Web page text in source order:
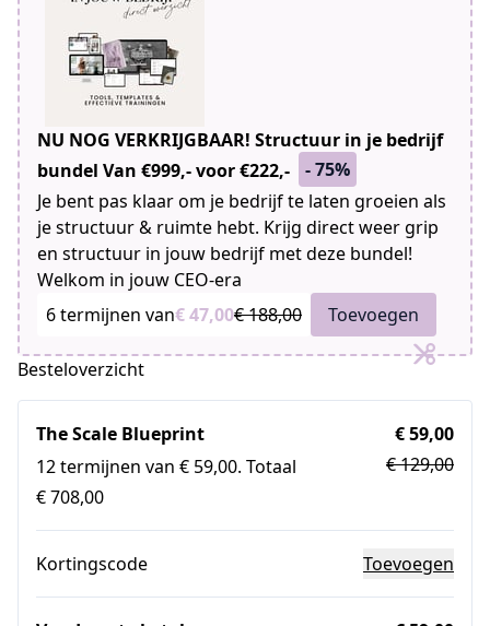
NU NOG VERKRIJGBAAR! Structuur in je bedrijf
bundel Van €999,- voor €222,-
- 75%
Je bent pas klaar om je bedrijf te laten groeien als
je structuur & ruimte hebt. Krijg direct weer grip
en structuur in jouw bedrijf met deze bundel!
Welkom in jouw CEO-era
6 termijnen van€ 47,00€ 188,00 Toevoegen
Besteloverzicht
The Scale Blueprint
12 termijnen van € 59,00. Totaal
€ 708,00
€ 59,00
€ 129,00
Kortingscode Toevoegen